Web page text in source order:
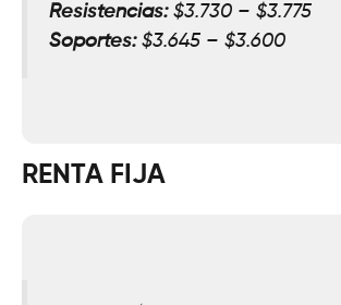
Resistencias:$3.730 – $3.775
Soportes: $3.645 – $3.600
RENTA FIJA